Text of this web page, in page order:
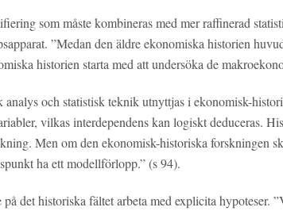
som måste kombineras med mer raffinerad
”Medan den äldre ekonomiska historien
historien starta med att undersöka de
och statistisk teknik utnyttjas i ekonomisk-
vilkas interdependens kan logiskt deduceras.
Men om den ekonomisk-historiska forskningen
ha ett modellförlopp.” (s 94).
det historiska fältet arbeta med explicita hypoteser.